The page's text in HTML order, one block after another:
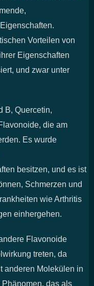
Vorteilen von
Eigenschaften
und zwar unter
B, Quercetin,
die am
Es wurde
besitzen, und es ist
Schmerzen und
wie Arthritis
einhergehen.
Flavonoide
treten, da
anderen Molekülen in
das als